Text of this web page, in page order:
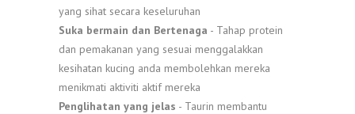
yang sihat secara keseluruhan
Suka bermain dan Bertenaga - Tahap protein
dan pemakanan yang sesuai menggalakkan
kesihatan kucing anda membolehkan mereka
menikmati aktiviti aktif mereka
Penglihatan yang jelas - Taurin membantu